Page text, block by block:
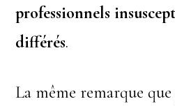
professionnels
différés.
La même remarque